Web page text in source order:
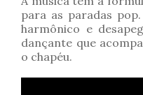
para as paradas
harmônico e
dançante que
o chapéu.